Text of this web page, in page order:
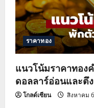
ราคาทอง
แนวโน้มราคาทอง
ดอลลาร์อ่อนและตึ
โกลด์เซียน สิงหาคม